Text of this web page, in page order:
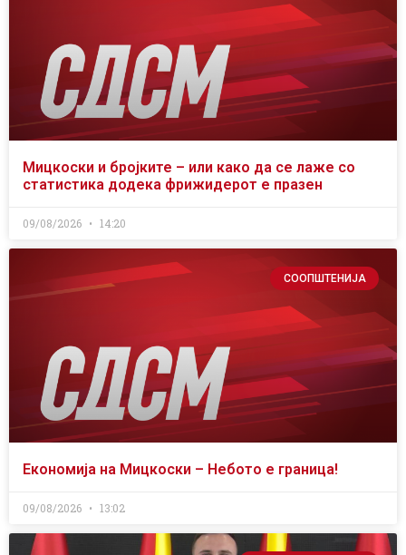
Мицкоски и бројките – или како да се лаже со
статистика додека фрижидерот е празен
09/08/2026 14:20
СООПШТЕНИЈА
Економија на Мицкоски – Небото е граница!
09/08/2026 13:02